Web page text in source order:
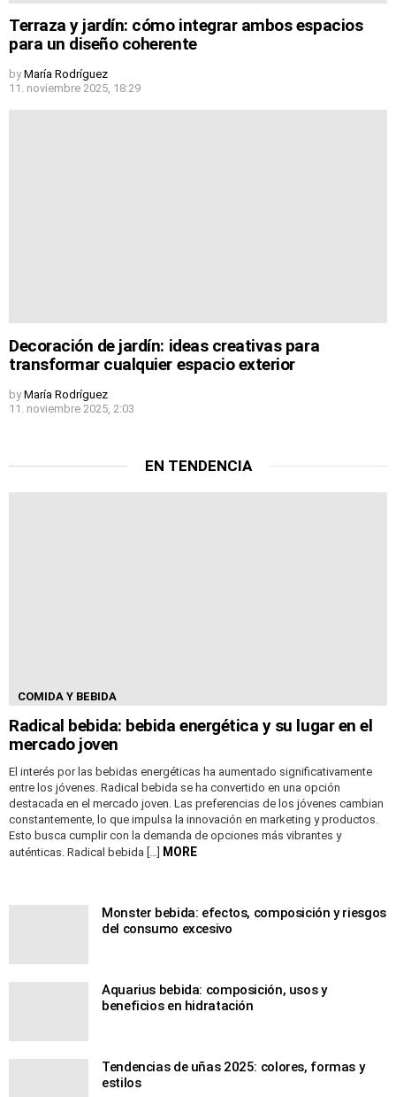
Terraza y jardín: cómo integrar ambos espacios
para un diseño coherente
by María Rodríguez
11. noviembre 2025, 18:29
Decoración de jardín: ideas creativas para
transformar cualquier espacio exterior
by María Rodríguez
11. noviembre 2025, 2:03
EN TENDENCIA
COMIDA Y BEBIDA
Radical bebida: bebida energética y su lugar en el
mercado joven
El interés por las bebidas energéticas ha aumentado significativamente
entre los jóvenes. Radical bebida se ha convertido en una opción
destacada en el mercado joven. Las preferencias de los jóvenes cambian
constantemente, lo que impulsa la innovación en marketing y productos.
Esto busca cumplir con la demanda de opciones más vibrantes y
auténticas. Radical bebida […] MORE
Monster bebida: efectos, composición y riesgos
del consumo excesivo
Aquarius bebida: composición, usos y
beneficios en hidratación
Tendencias de uñas 2025: colores, formas y
estilos